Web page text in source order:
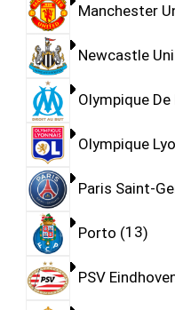
Manchester
Newcastle
Olympique
Olympique
Paris Saint-
Porto 13
PSV